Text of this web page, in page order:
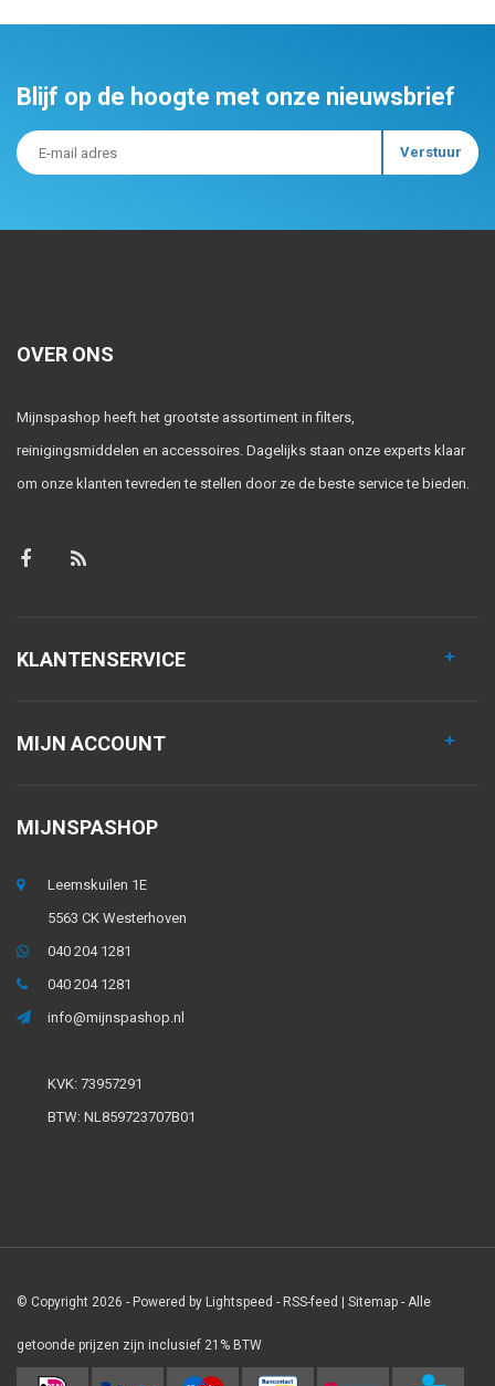
Blijf op de hoogte met onze nieuwsbrief
OVER ONS
Mijnspashop heeft het grootste assortiment in filters,
reinigingsmiddelen en accessoires. Dagelijks staan onze experts klaar
om onze klanten tevreden te stellen door ze de beste service te bieden.
KLANTENSERVICE
MIJN ACCOUNT
MIJNSPASHOP
Leemskuilen 1E
5563 CK Westerhoven
040 204 1281
040 204 1281
info@mijnspashop.nl
KVK: 73957291
BTW: NL859723707B01
© Copyright 2026 - Powered by Lightspeed - RSS-feed Sitemap - Alle
getoonde prijzen zijn inclusief 21% BTW